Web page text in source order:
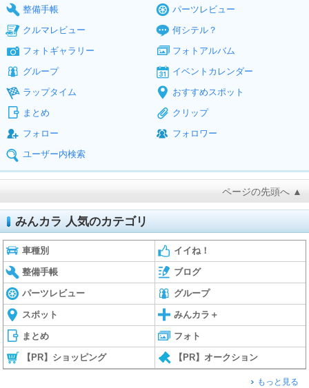
整備手帳
パーツレビュー
クルマレビュー
何シテル？
フォトギャラリー
フォトアルバム
グループ
イベントカレンダー
ラップタイム
おすすめスポット
まとめ
クリップ
フォロー
フォロワー
ユーザー内検索
ページの先頭へ ▲
みんカラ 人気のカテゴリ
車種別 イイね！
整備手帳 ブログ
パーツレビュー グループ
スポット みんカラ＋
まとめ フォト
【PR】ショッピング 【PR】オークション
もっと見る